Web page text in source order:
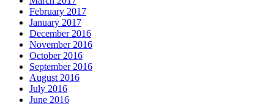
February 2017
January 2017
December 2016
November 2016
October 2016
September 2016
August 2016
July 2016
June 2016